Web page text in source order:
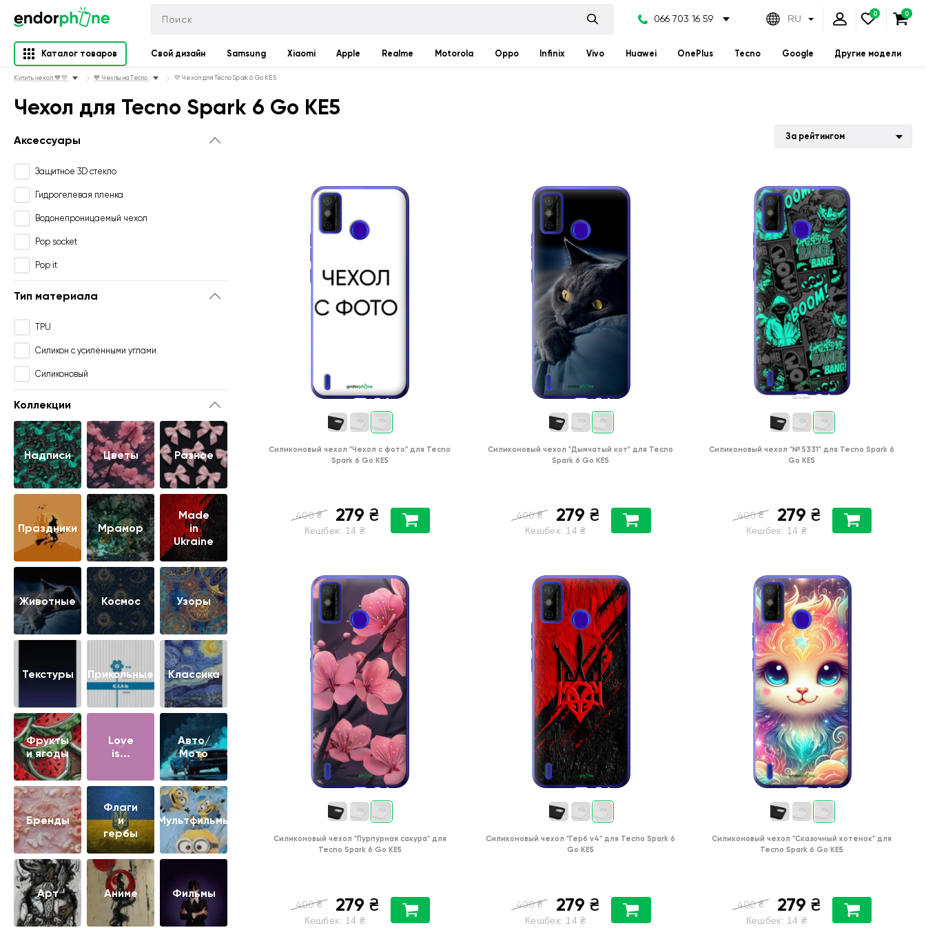
066 703 16 59 RU
Каталог товаров Свой дизайн Samsung Xiaomi Apple Realme Motorola Oppo Infinix Vivo Huawei OnePlus Tecno Google Другие модели
Купить чехол 💙💛 💙 Чехлы на Tecno 💛 Чехол для Tecno Spark 6 Go KE5
Чехол для Tecno Spark 6 Go KE5
Аксессуары
Защитное 3D стекло
Гидрогелевая пленка
Водонепроницаемый чехол
Pop socket
Pop it
Тип материала
TPU
Силикон с усиленными углами
Силиконовый
Коллекции
Надписи Цветы Разное
Праздники Мрамор
Made
in
Ukraine
Животные Космос Узоры
Текстуры Прикольные Классика
Фрукты
и ягоды
Love
is...
Авто/
Мото
Бренды
Флаги
и
гербы
Мультфильмы
Арт Аниме Фильмы
За рейтингом
Силиконовый чехол "Чехол с фото" для Tecno
Spark 6 Go KE5
400 ₴ 279 ₴
Кешбек: 14 ₴
Силиконовый чехол "Дымчатый кот" для Tecno
Spark 6 Go KE5
400 ₴ 279 ₴
Кешбек: 14 ₴
Силиконовый чехол "№ 5331" для Tecno Spark 6
Go KE5
400 ₴ 279 ₴
Кешбек: 14 ₴
Силиконовый чехол "Пурпурная сакура" для
Tecno Spark 6 Go KE5
400 ₴ 279 ₴
Кешбек: 14 ₴
Силиконовый чехол "Герб v4" для Tecno Spark 6
Go KE5
400 ₴ 279 ₴
Кешбек: 14 ₴
Силиконовый чехол "Сказочный котенок" для
Tecno Spark 6 Go KE5
400 ₴ 279 ₴
Кешбек: 14 ₴